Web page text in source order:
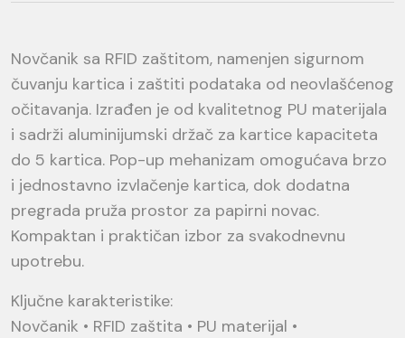
Novčanik sa RFID zaštitom, namenjen sigurnom
čuvanju kartica i zaštiti podataka od neovlašćenog
očitavanja. Izrađen je od kvalitetnog PU materijala
i sadrži aluminijumski držač za kartice kapaciteta
do 5 kartica. Pop-up mehanizam omogućava brzo
i jednostavno izvlačenje kartica, dok dodatna
pregrada pruža prostor za papirni novac.
Kompaktan i praktičan izbor za svakodnevnu
upotrebu.
Ključne karakteristike:
Novčanik • RFID zaštita • PU materijal •